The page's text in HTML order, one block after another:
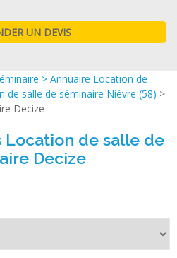
> Annuaire Location de
de salle de séminaire Niévre (58) >
Decize
Location de salle de
Decize